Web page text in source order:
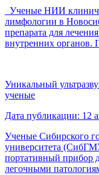
Ученые НИИ
лимфологии в
препарата для
внутренних органов.
Уникальный
ученые
Дата публикации: 12
Ученые Сибирского
университета
портативный прибор
легочными